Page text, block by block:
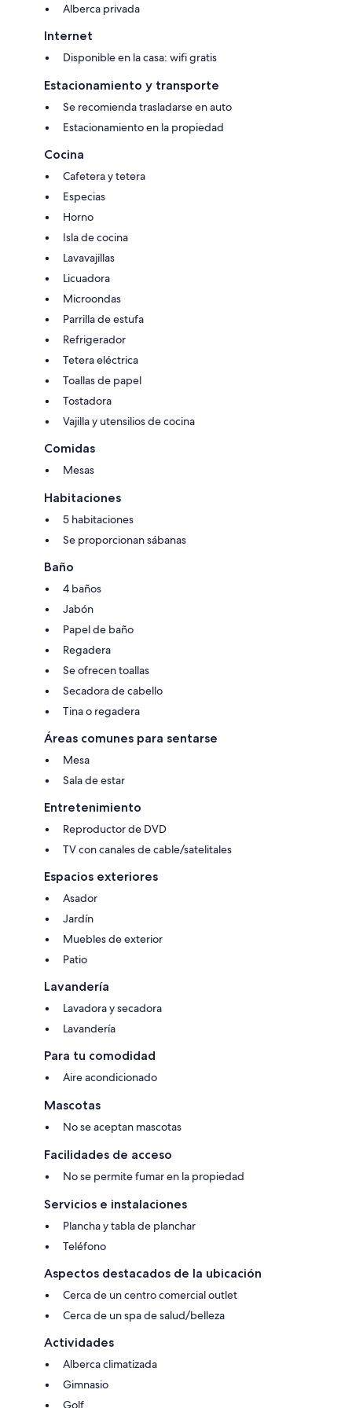
Alberca privada
Internet
Disponible en la casa: wifi gratis
Estacionamiento y transporte
Se recomienda trasladarse en auto
Estacionamiento en la propiedad
Cocina
Cafetera y tetera
Especias
Horno
Isla de cocina
Lavavajillas
Licuadora
Microondas
Parrilla de estufa
Refrigerador
Tetera eléctrica
Toallas de papel
Tostadora
Vajilla y utensilios de cocina
Comidas
Mesas
Habitaciones
5 habitaciones
Se proporcionan sábanas
Baño
4 baños
Jabón
Papel de baño
Regadera
Se ofrecen toallas
Secadora de cabello
Tina o regadera
Áreas comunes para sentarse
Mesa
Sala de estar
Entretenimiento
Reproductor de DVD
TV con canales de cable/satelitales
Espacios exteriores
Asador
Jardín
Muebles de exterior
Patio
Lavandería
Lavadora y secadora
Lavandería
Para tu comodidad
Aire acondicionado
Mascotas
No se aceptan mascotas
Facilidades de acceso
No se permite fumar en la propiedad
Servicios e instalaciones
Plancha y tabla de planchar
Teléfono
Aspectos destacados de la ubicación
Cerca de un centro comercial outlet
Cerca de un spa de salud/belleza
Actividades
Alberca climatizada
Gimnasio
Golf